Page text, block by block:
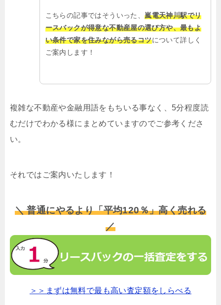
こちらの記事ではそういった、嵐電天神川駅でリ
ースバックが得意な不動産屋の選び方や、最もよ
い条件で家を住みながら売るコツについて詳しく
ご案内します！
複雑な不動産や金融用語をもちいる事なく、5分程度読
むだけでわかる様にまとめていますのでご参考くださ
い。
それではご案内いたします！
＼ 普通にやるより「平均120％」高く売れる
／
＞＞まずは無料で最も高い査定額をしらべる